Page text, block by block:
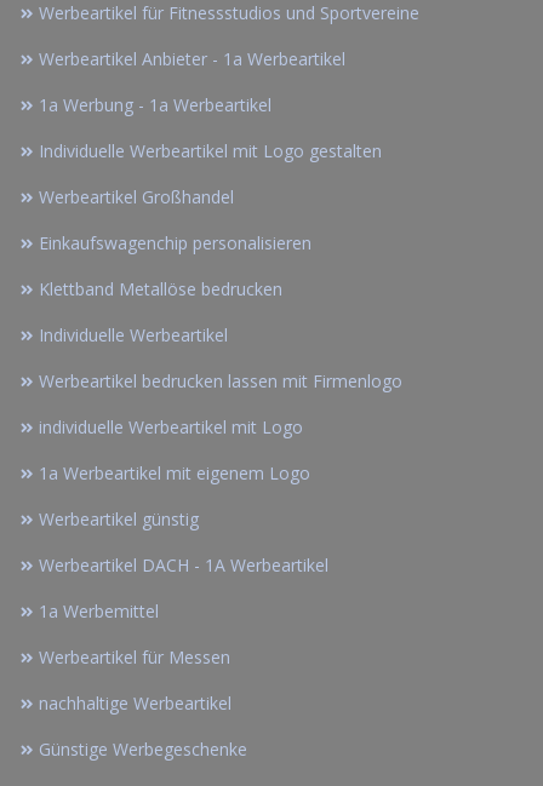
Werbeartikel für Fitnessstudios und Sportvereine
Werbeartikel Anbieter - 1a Werbeartikel
1a Werbung - 1a Werbeartikel
Individuelle Werbeartikel mit Logo gestalten
Werbeartikel Großhandel
Einkaufswagenchip personalisieren
Klettband Metallöse bedrucken
Individuelle Werbeartikel
Werbeartikel bedrucken lassen mit Firmenlogo
individuelle Werbeartikel mit Logo
1a Werbeartikel mit eigenem Logo
Werbeartikel günstig
Werbeartikel DACH - 1A Werbeartikel
1a Werbemittel
Werbeartikel für Messen
nachhaltige Werbeartikel
Günstige Werbegeschenke